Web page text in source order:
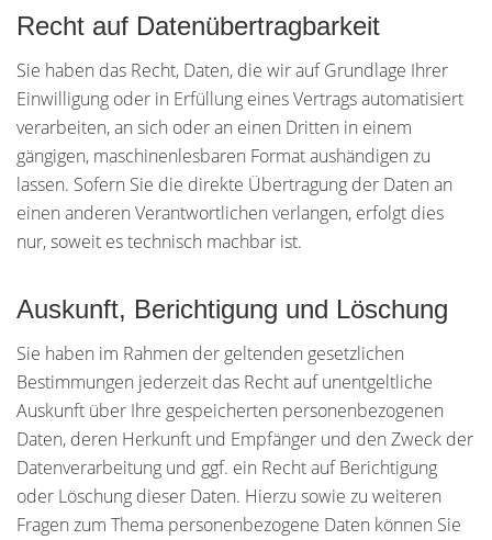
Recht auf Daten­übertrag­barkeit
Sie haben das Recht, Daten, die wir auf Grundlage Ihrer
Einwilligung oder in Erfüllung eines Vertrags automatisiert
verarbeiten, an sich oder an einen Dritten in einem
gängigen, maschinenlesbaren Format aushändigen zu
lassen. Sofern Sie die direkte Übertragung der Daten an
einen anderen Verantwortlichen verlangen, erfolgt dies
nur, soweit es technisch machbar ist.
Auskunft, Berichtigung und Löschung
Sie haben im Rahmen der geltenden gesetzlichen
Bestimmungen jederzeit das Recht auf unentgeltliche
Auskunft über Ihre gespeicherten personenbezogenen
Daten, deren Herkunft und Empfänger und den Zweck der
Datenverarbeitung und ggf. ein Recht auf Berichtigung
oder Löschung dieser Daten. Hierzu sowie zu weiteren
Fragen zum Thema personenbezogene Daten können Sie